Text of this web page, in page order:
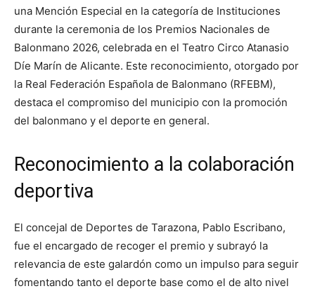
una Mención Especial en la categoría de Instituciones
durante la ceremonia de los Premios Nacionales de
Balonmano 2026, celebrada en el Teatro Circo Atanasio
Díe Marín de Alicante. Este reconocimiento, otorgado por
la Real Federación Española de Balonmano (RFEBM),
destaca el compromiso del municipio con la promoción
del balonmano y el deporte en general.
Reconocimiento a la colaboración
deportiva
El concejal de Deportes de Tarazona, Pablo Escribano,
fue el encargado de recoger el premio y subrayó la
relevancia de este galardón como un impulso para seguir
fomentando tanto el deporte base como el de alto nivel